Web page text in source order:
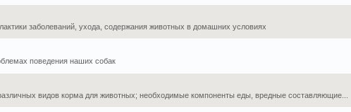
заболеваний, ухода, содержания животных в домашних условиях
поведения наших собак
видов корма для животных; необходимые компоненты еды, вредные составляющие...